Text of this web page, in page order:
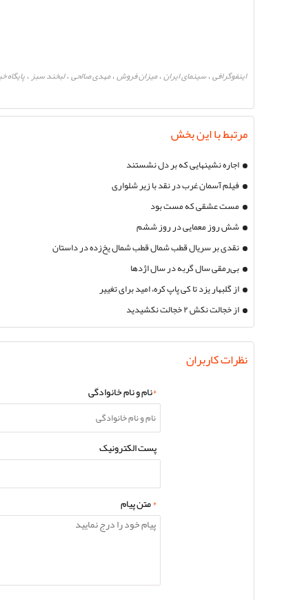
اینفوگرافی،سینمای ایران،میزان فروش،مهدی صالحی،لبخند سبز ،پایگاه
مرتبط با این بخش
اجاره نشینهایی که بر دل نشستند
فیلم آسمان غرب در نقد با زیر شلواری
مست عشقی که مست بود
شش روز معمایی در روز ششم
نقدی بر سریال قطب شمال قطب شمال یخ‌زده در داستان
بی‌رمقی سال گربه در سال اژدها
از گلبهار یزد تا کی پاپ کره، امید برای تغییر
از خجالت نکش ۲ خجالت نکشیدید
نظرات کاربران
*نام و نام خانوادگی
پست الکترونیک
*متن پیام